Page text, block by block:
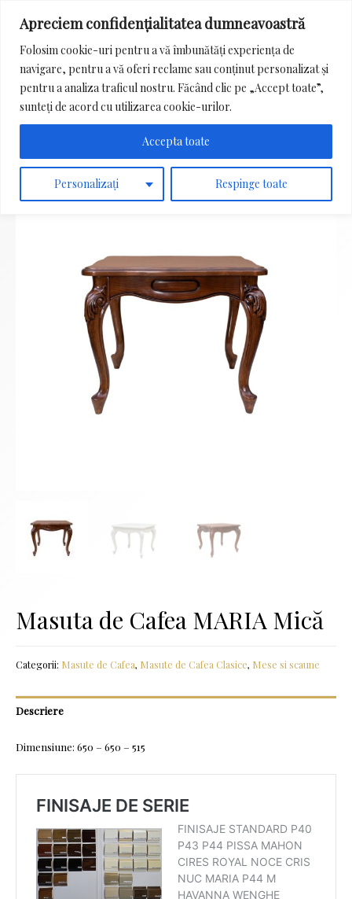
Apreciem confidențialitatea dumneavoastră
Folosim cookie-uri pentru a vă îmbunătăți experiența de
navigare, pentru a vă oferi reclame sau conținut personalizat și
pentru a analiza traficul nostru. Făcând clic pe „Accept toate”,
sunteți de acord cu utilizarea cookie-urilor.
Personalizați Respinge toate
Accepta toate
Menu
Search
for:
Masuta de Cafea MARIA Mică
Categorii: Masute de Cafea, Masute de Cafea Clasice, Mese si scaune
Descriere
Dimensiune: 650 – 650 – 515